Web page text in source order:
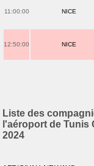
11:00:00 NICE
12:50:00 NICE
Liste des
l'aéroport de Tunis
2024